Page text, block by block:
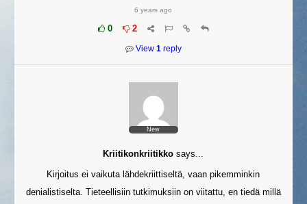
6 years ago
0 2
View 1 reply
New
Kriitikonkriitikko says...
Kirjoitus ei vaikuta lähdekriittiseltä, vaan pikemminkin
denialistiselta. Tieteellisiin tutkimuksiin on viitattu, en tiedä millä